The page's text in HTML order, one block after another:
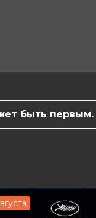
быть первым.